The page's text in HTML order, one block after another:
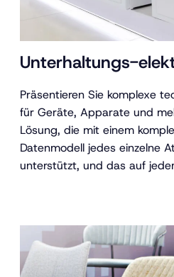
Unterhaltungs-
Präsentieren Sie komplexe
für Geräte, Apparate und
Lösung, die mit einem
Datenmodell jedes einzelne
unterstützt, und das auf